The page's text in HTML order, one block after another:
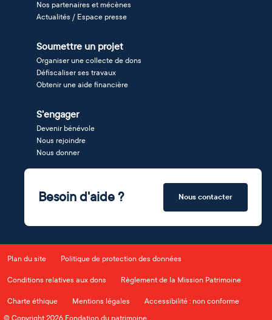
Nos partenaires et mécènes
Actualités / Espace presse
Soumettre un projet
Organiser une collecte de dons
Défiscaliser ses travaux
Obtenir une aide financière
S'engager
Devenir bénévole
Nous rejoindre
Nous donner
Besoin d'aide ? Nous contacter
Plan du site Politique de protection des données
Conditions relatives aux dons Règlement de la Mission Patrimoine
Charte éthique Mentions légales
Accessibilité : non conforme